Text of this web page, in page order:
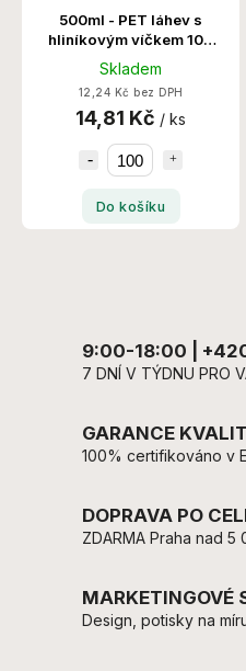
500ml - PET láhev s
hliníkovým víčkem 100
Ks/Krt
Skladem
12,24 Kč bez DPH
14,81 Kč / ks
Do košíku
9:00-18:00 |
7 DNÍ V TÝDNU PRO
GARANCE
100% certifikováno v
DOPRAVA PO
ZDARMA Praha nad
MARKETINGOVÉ
Design, potisky na